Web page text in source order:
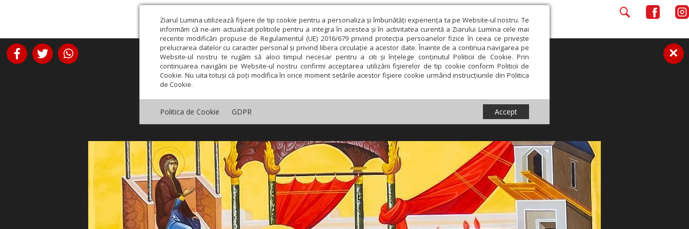
Ziarul Lumina utilizează fişiere de tip cookie pentru a personaliza și îmbunătăți experiența ta pe Website-ul nostru. Te
informăm că ne-am actualizat politicile pentru a integra în acestea și în activitatea curentă a Ziarului Lumina cele mai
recente modificări propuse de Regulamentul (UE) 2016/679 privind protecția persoanelor fizice în ceea ce privește
prelucrarea datelor cu caracter personal și privind libera circulație a acestor date. Înainte de a continua navigarea pe
Website-ul nostru te rugăm să aloci timpul necesar pentru a citi și înțelege conținutul Politicii de Cookie. Prin
continuarea navigării pe Website-ul nostru confirmi acceptarea utilizării fişierelor de tip cookie conform Politicii de
Cookie. Nu uita totuși că poți modifica în orice moment setările acestor fişiere cookie urmând instrucțiunile din Politica
de Cookie.
Politica de Cookie GDPR Accept
×